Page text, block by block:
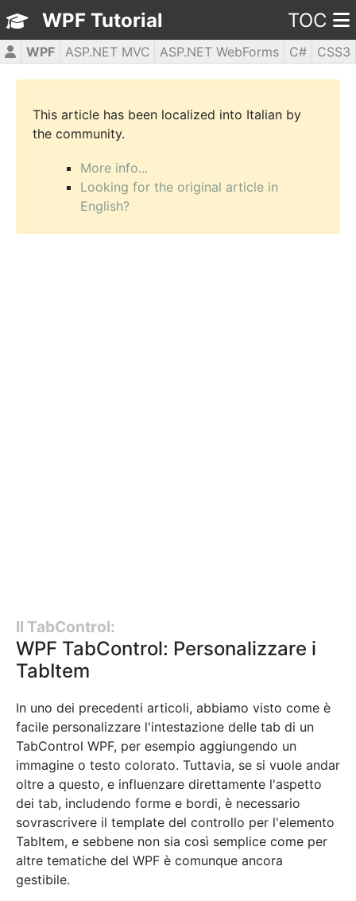
WPF Tutorial TOC
WPF ASP.NET MVC ASP.NET WebForms C#
CSS3
HTML5
JavaScript jQuery PHP5
This article has been localized into Italian by
the community.
More info...
Looking for the original article in
English?
Il TabControl:
WPF TabControl: Personalizzare i
TabItem
In uno dei precedenti articoli, abbiamo visto come è
facile personalizzare l'intestazione delle tab di un
TabControl WPF, per esempio aggiungendo un
immagine o testo colorato. Tuttavia, se si vuole andar
oltre a questo, e influenzare direttamente l'aspetto
dei tab, includendo forme e bordi, è necessario
sovrascrivere il template del controllo per l'elemento
TabItem, e sebbene non sia così semplice come per
altre tematiche del WPF è comunque ancora
gestibile.